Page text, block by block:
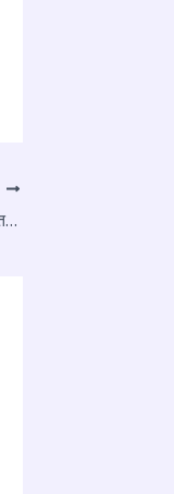
Lok Sabha Elections: SVEEP के तहत प्रशासन व मीडिया के बीच खेला गया क्रिकेट मैच